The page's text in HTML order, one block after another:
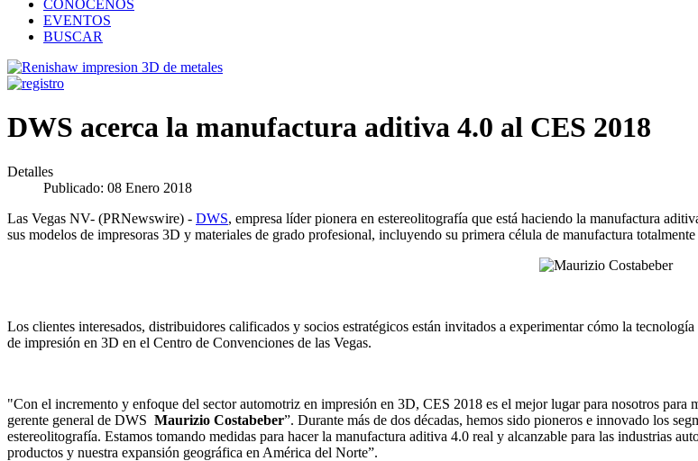
CONOCENOS
EVENTOS
BUSCAR
DWS acerca la manufactura aditiva 4.0 al CES 2018
Detalles
Publicado: 08 Enero 2018
Las Vegas NV- (PRNewswire) - DWS, empresa líder pionera en estereolitografía que está haciendo la manufactura
sus modelos de impresoras 3D y materiales de grado profesional, incluyendo su primera célula de manufactura
Los clientes interesados, distribuidores calificados y socios estratégicos están invitados a experimentar cómo la
de impresión en 3D en el Centro de Convenciones de las Vegas.
"Con el incremento y enfoque del sector automotriz en impresión en 3D, CES 2018 es el mejor lugar para nosotros
gerente general de DWS Maurizio Costabeber”. Durante más de dos décadas, hemos sido pioneros e innovado los
estereolitografía. Estamos tomando medidas para hacer la manufactura aditiva 4.0 real y alcanzable para las industrias
productos y nuestra expansión geográfica en América del Norte”.